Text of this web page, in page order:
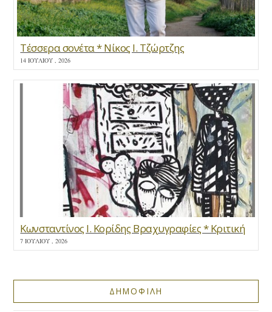
Τέσσερα σονέτα * Νίκος Ι. Τζώρτζης
14 ΙΟΥΛΊΟΥ , 2026
Κωνσταντίνος Ι. Κορίδης Βραχυγραφίες * Κριτική
7 ΙΟΥΛΊΟΥ , 2026
ΔΗΜΟΦΙΛΗ